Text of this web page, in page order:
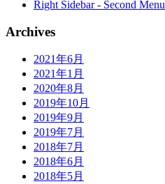
Right Sidebar - Second Menu
Archives
2021年6月
2021年1月
2020年8月
2019年10月
2019年9月
2019年7月
2018年7月
2018年6月
2018年5月